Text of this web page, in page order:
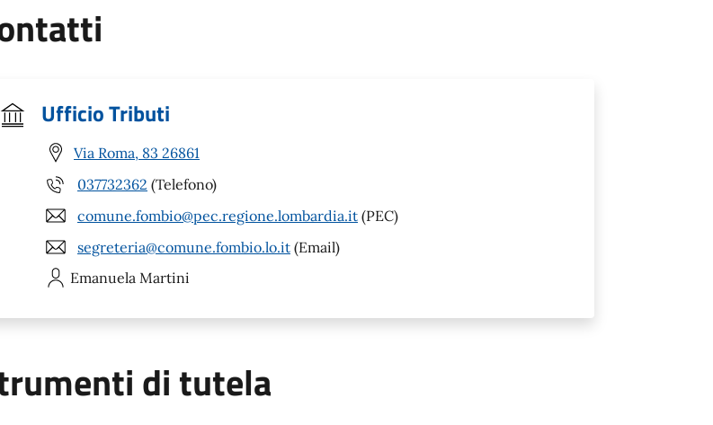
Ufficio Tributi
Via Roma, 83 26861
037732362 (Telefono)
comune.fombio@pec.regione.lombardia.it (PEC)
segreteria@comune.fombio.lo.it (Email)
Emanuela Martini
di tutela